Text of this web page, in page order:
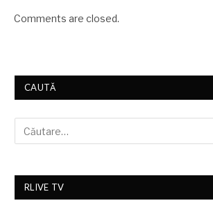
Comments are closed.
CAUTĂ
RLIVE TV